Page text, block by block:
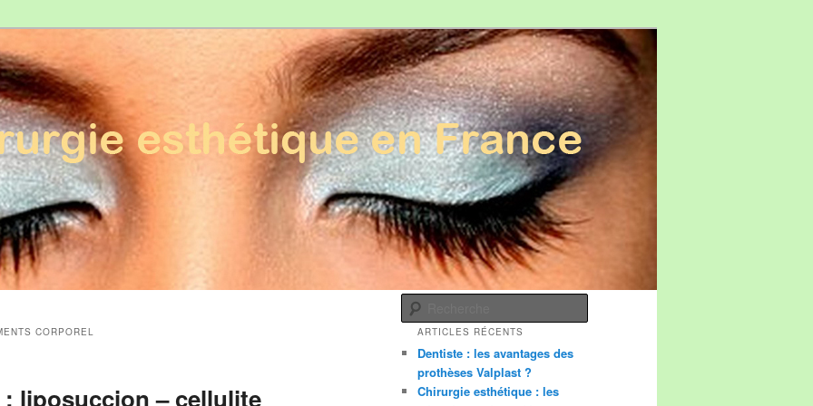
en France
CORPOREL
: liposuccion – cellulite
ARTICLES RÉCENTS
Dentiste : les avantages des
prothèses Valplast ?
Chirurgie esthétique : les